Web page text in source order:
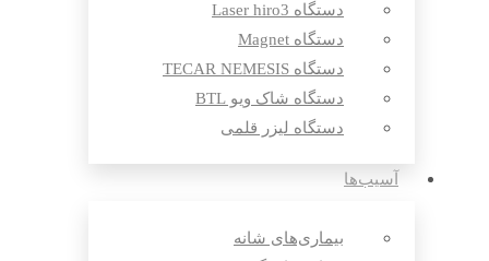
دستگاه Laser hiro3
دستگاه Magnet
دستگاه TECAR NEMESIS
دستگاه شاک ویو BTL
دستگاه لیزر قلمی
آسیب‌ها
بیماری‌های شانه